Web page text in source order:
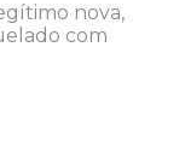
nova,
com